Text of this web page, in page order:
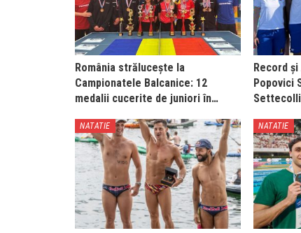
România strălucește la
Campionatele Balcanice: 12
medalii cucerite de juniori în…
Record și
Popovici
NATATIE NATATIE